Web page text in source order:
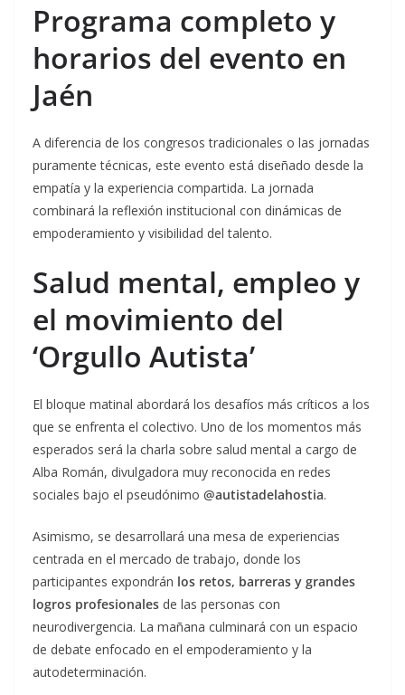
Programa completo y
horarios del evento en
Jaén
A diferencia de los congresos tradicionales o las jornadas
puramente técnicas, este evento está diseñado desde la
empatía y la experiencia compartida. La jornada
combinará la reflexión institucional con dinámicas de
empoderamiento y visibilidad del talento.
Salud mental, empleo y
el movimiento del
‘Orgullo Autista’
El bloque matinal abordará los desafíos más críticos a los
que se enfrenta el colectivo. Uno de los momentos más
esperados será la charla sobre salud mental a cargo de
Alba Román, divulgadora muy reconocida en redes
sociales bajo el pseudónimo @autistadelahostia.
Asimismo, se desarrollará una mesa de experiencias
centrada en el mercado de trabajo, donde los
participantes expondrán los retos, barreras y grandes
logros profesionales de las personas con
neurodivergencia. La mañana culminará con un espacio
de debate enfocado en el empoderamiento y la
autodeterminación.